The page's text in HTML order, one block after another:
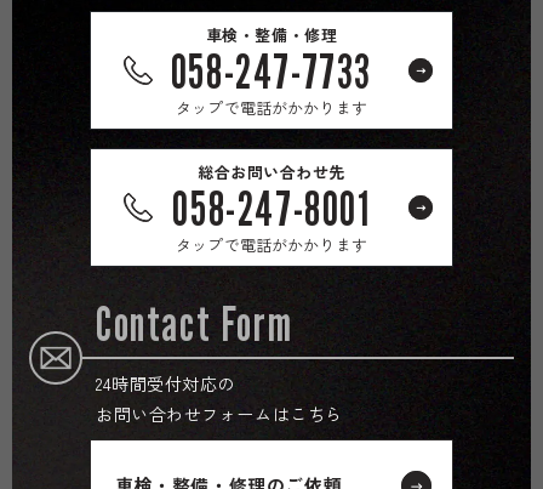
車検・整備・修理
058-247-7733
タップで電話がかかります
総合お問い合わせ先
058-247-8001
タップで電話がかかります
Contact Form
24時間受付対応の
お問い合わせフォームはこちら